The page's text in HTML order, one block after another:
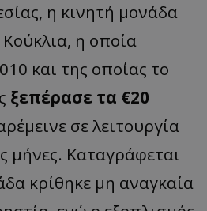
η κινητή μονάδα
η οποία
και της οποίας το
ξεπέρασε τα €20
σε λειτουργία
μήνες. Καταγράφεται
κρίθηκε μη αναγκαία